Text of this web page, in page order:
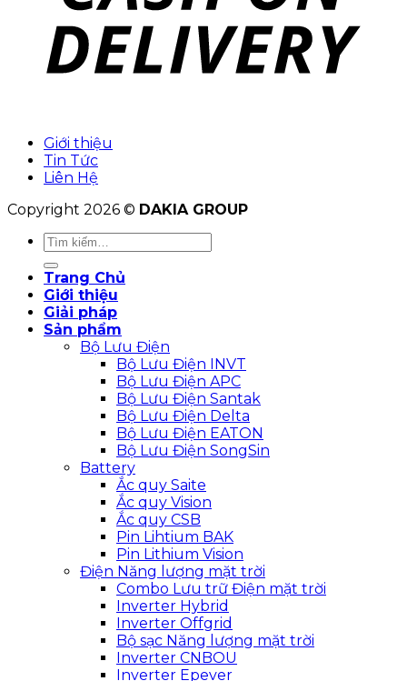
Giới thiệu
Tin Tức
Liên Hệ
Copyright 2026 © DAKIA GROUP
Tìm
kiếm:
Trang Chủ
Giới thiệu
Giải pháp
Sản phẩm
Bộ Lưu Điện
Bộ Lưu Điện INVT
Bộ Lưu Điện APC
Bộ Lưu Điện Santak
Bộ Lưu Điện Delta
Bộ Lưu Điện EATON
Bộ Lưu Điện SongSin
Battery
Ắc quy Saite
Ắc quy Vision
Ắc quy CSB
Pin Lihtium BAK
Pin Lithium Vision
Điện Năng lượng mặt trời
Combo Lưu trữ Điện mặt trời
Inverter Hybrid
Inverter Offgrid
Bộ sạc Năng lượng mặt trời
Inverter CNBOU
Inverter Epever